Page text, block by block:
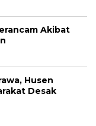
Akibat
Husen
Desak